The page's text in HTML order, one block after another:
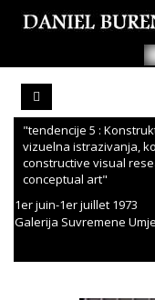
"tendencije 5 :
vizuelna istrazivanja,
constructive visual
conceptual art"
1er juin-1er juillet 1973
Galerija Suvremene